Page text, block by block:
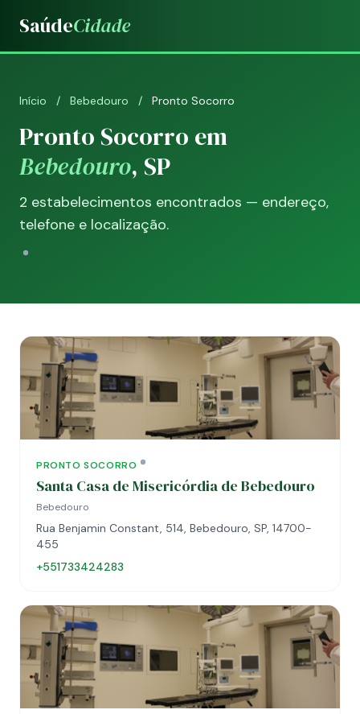
SaúdeCidade
Início / Bebedouro / Pronto Socorro
Pronto Socorro em
Bebedouro, SP
2 estabelecimentos encontrados — endereço,
telefone e localização.
PRONTO SOCORRO
Santa Casa de Misericórdia de Bebedouro
Bebedouro
Rua Benjamin Constant, 514, Bebedouro, SP, 14700-
455
+551733424283